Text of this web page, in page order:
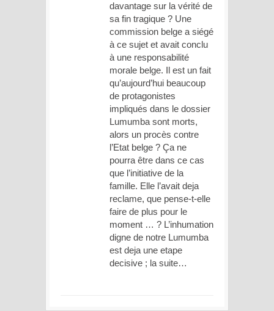
davantage sur la vérité de
sa fin tragique ? Une
commission belge a siégé
à ce sujet et avait conclu
à une responsabilité
morale belge. Il est un fait
qu’aujourd’hui beaucoup
de protagonistes
impliqués dans le dossier
Lumumba sont morts,
alors un procès contre
l’Etat belge ? Ça ne
pourra être dans ce cas
que l’initiative de la
famille. Elle l’avait deja
reclame, que pense-t-elle
faire de plus pour le
moment … ? L’inhumation
digne de notre Lumumba
est deja une etape
decisive ; la suite…